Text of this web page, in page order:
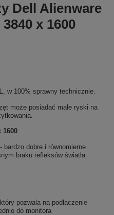
Dell Alienware
x 1600
, w 100% sprawny technicznie.
może posiadać małe ryski na
1600
- bardzo dobre i równomierne
braku refleksów światła
pozwala na podłączenie
do monitora